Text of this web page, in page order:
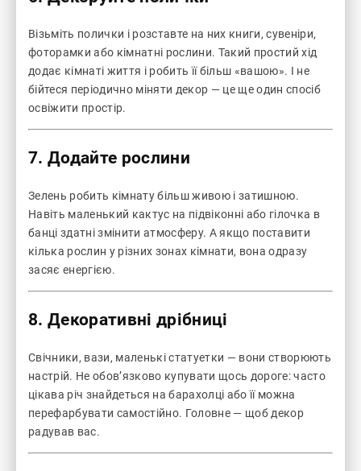
Візьміть полички і розставте на них книги, сувеніри,
фоторамки або кімнатні рослини. Такий простий хід
додає кімнаті життя і робить її більш «вашою». І не
бійтеся періодично міняти декор — це ще один спосіб
освіжити простір.
7. Додайте рослини
Зелень робить кімнату більш живою і затишною.
Навіть маленький кактус на підвіконні або гілочка в
банці здатні змінити атмосферу. А якщо поставити
кілька рослин у різних зонах кімнати, вона одразу
засяє енергією.
8. Декоративні дрібниці
Свічники, вази, маленькі статуетки — вони створюють
настрій. Не обов’язково купувати щось дороге: часто
цікава річ знайдеться на барахолці або її можна
перефарбувати самостійно. Головне — щоб декор
радував вас.